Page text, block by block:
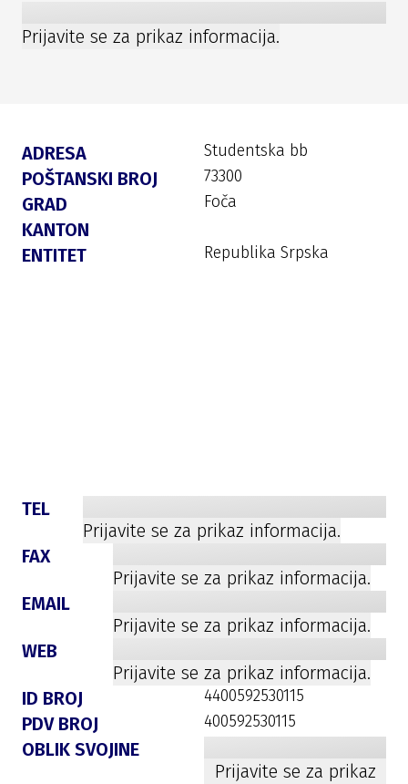
Prijavite se za prikaz informacija.
ADRESA Studentska bb
POŠTANSKI BROJ 73300
GRAD Foča
KANTON
ENTITET
Republika Srpska
TEL
Prijavite se za prikaz informacija.
FAX
Prijavite se za prikaz informacija.
EMAIL
Prijavite se za prikaz informacija.
WEB
Prijavite se za prikaz informacija.
ID BROJ
4400592530115
PDV BROJ 400592530115
OBLIK SVOJINE
Prijavite se za prikaz